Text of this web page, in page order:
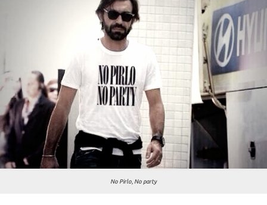
Termini
Chi siamo
No Pirlo, No party